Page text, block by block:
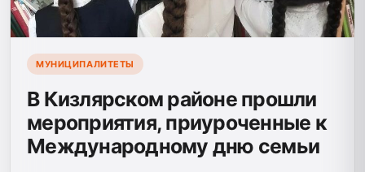
МУНИЦИПАЛИТЕТЫ
В Кизлярском районе прошли
мероприятия, приуроченные к
Международному дню семьи